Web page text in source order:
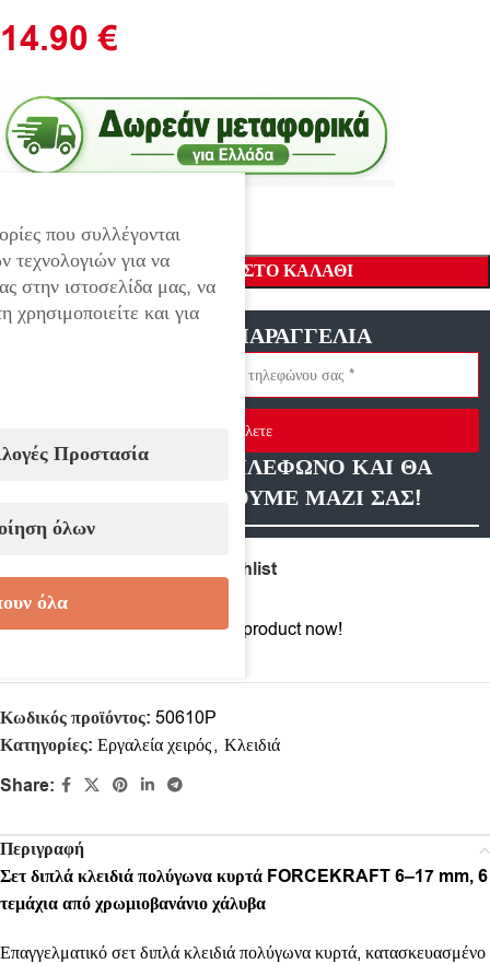
14.90€
ΠΡΟΣΘΉΚΗ ΣΤΟ ΚΑΛΆΘΙ
ΓΡΗΓΟΡΗ ΠΑΡΑΓΓΕΛΙΑ
Στείλετε
ΑΦΗΣΤΕ ΜΑΣ ΤΗΛΕΦΩΝΟ ΚΑΙ ΘΑ
ΕΠΙΚΟΙΝΩΝΗΣΟΥΜΕ ΜΑΖΙ ΣΑΣ!
Add to wishlist
12 People watching this product now!
Κωδικός προϊόντος: 50610P
Κατηγορίες: Εργαλεία χειρός, Κλειδιά
Share:
Περιγραφή
Σετ διπλά κλειδιά πολύγωνα κυρτά FORCEKRAFT 6–17 mm, 6
τεμάχια από χρωμιοβανάνιο χάλυβα
Επαγγελματικό σετ διπλά κλειδιά πολύγωνα κυρτά, κατασκευασμένο
που συλλέγονται
για να
στην ιστοσελίδα μας, να
και για
Προστασία
όλων
όλα